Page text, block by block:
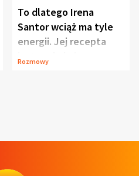
To dlatego Irena
Santor wciąż ma tyle
energii. Jej recepta
jest zaskakująco
Rozmowy